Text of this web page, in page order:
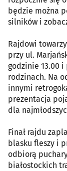
będzie można
silników i
Rajdowi
przy ul.
godzinie 13.00 i
rodzinach. Na
innymi
prezentacja
dla
Finał rajdu
blasku fleszy i
odbiorą
białostockich